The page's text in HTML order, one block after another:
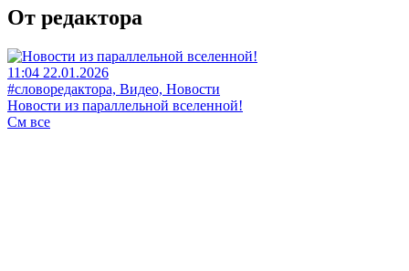
От редактора
11:04 22.01.2026
#словоредактора, Видео, Новости
Новости из параллельной вселенной!
См все